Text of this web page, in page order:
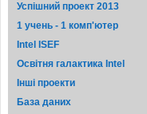
Успішний проект 2013
1 учень - 1 комп'ютер
Intel ISEF
Освітня галактика Intel
Iншi проекти
База даних